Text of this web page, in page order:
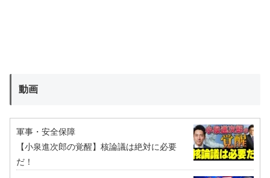
動画
軍事・安全保障
【小泉進次郎の覚醒】核論議は絶対に必要
だ！